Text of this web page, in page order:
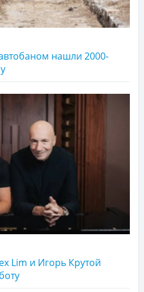
нашли 2000-
Lim и Игорь Крутой